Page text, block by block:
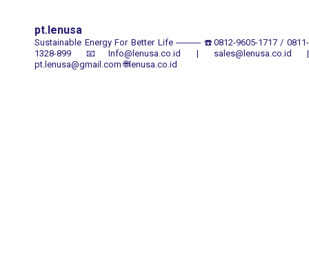
pt.lenusa
Sustainable Energy For Better Life────☎️0812-9605-1717 / 0811-
1328-899 📧Info@lenusa.co.id | sales@lenusa.co.id |
pt.lenusa@gmail.com 🌐lenusa.co.id